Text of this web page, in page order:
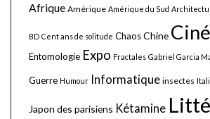
Afrique Amérique Amérique du Sud
BD Cent ans de solitude ChaosChine
Entomologie Expo Fractales Gabriel Garcia
Guerre Humour Informatique insectes
Japon des parisiens Kétamine